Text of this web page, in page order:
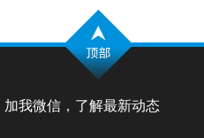
加我微信，了解最新动态